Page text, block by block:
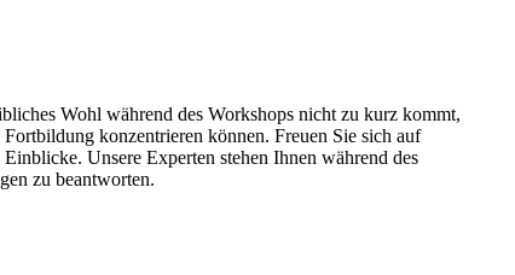
Wohl während des Workshops nicht zu kurz kommt,
konzentrieren können. Freuen Sie sich auf
Unsere Experten stehen Ihnen während des
zu beantworten.